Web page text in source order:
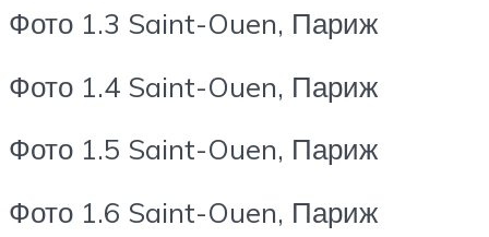
Фото 1.3 Saint-Ouen, Париж
Фото 1.4 Saint-Ouen, Париж
Фото 1.5 Saint-Ouen, Париж
Фото 1.6 Saint-Ouen, Париж